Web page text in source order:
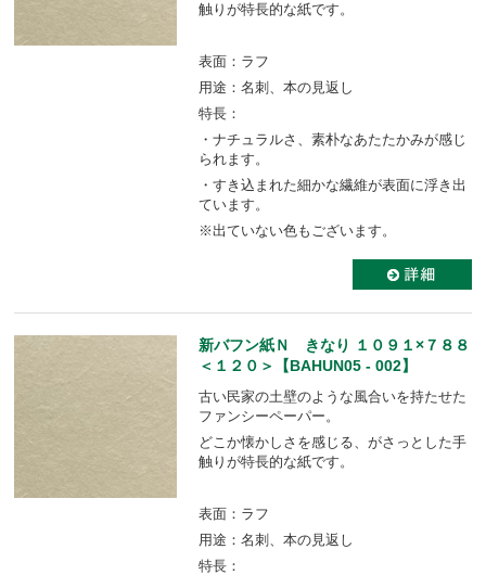
触りが特長的な紙です。
表面：ラフ
用途：名刺、本の見返し
特長：
・ナチュラルさ、素朴なあたたかみが感じ
られます。
・すき込まれた細かな繊維が表面に浮き出
ています。
※出ていない色もございます。
新バフン紙Ｎ きなり １０９１×７８８
＜１２０＞【BAHUN05 - 002】
古い民家の土壁のような風合いを持たせた
ファンシーペーパー。
どこか懐かしさを感じる、がさっとした手
触りが特長的な紙です。
表面：ラフ
用途：名刺、本の見返し
特長：